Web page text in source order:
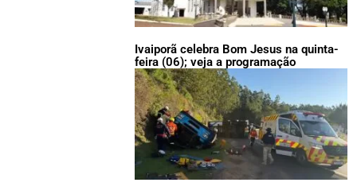
Ivaiporã celebra Bom Jesus na quinta-
feira (06); veja a programação